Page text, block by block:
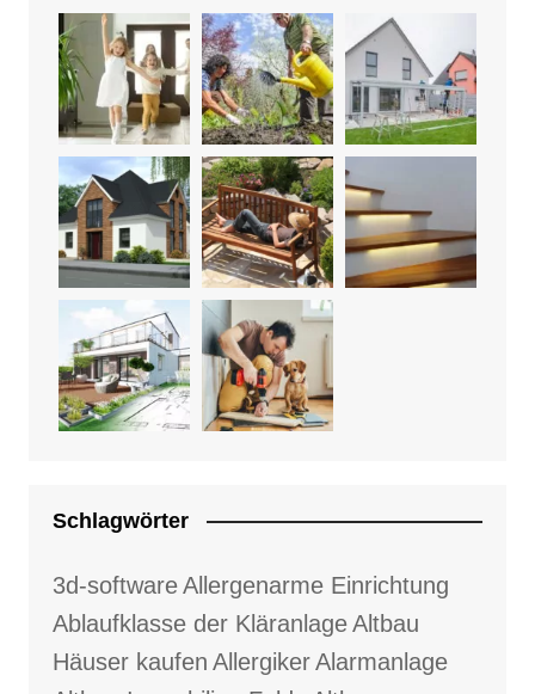
Schlagwörter
3d-softwareAllergenarme Einrichtung
Ablaufklasse der KläranlageAltbau
Häuser kaufen AllergikerAlarmanlage